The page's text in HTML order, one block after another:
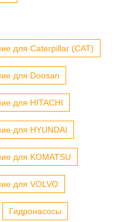
для Caterpillar (CAT)
для Doosan
для HITACHI
для HYUNDAI
для KOMATSU
для VOLVO
Гидронасосы